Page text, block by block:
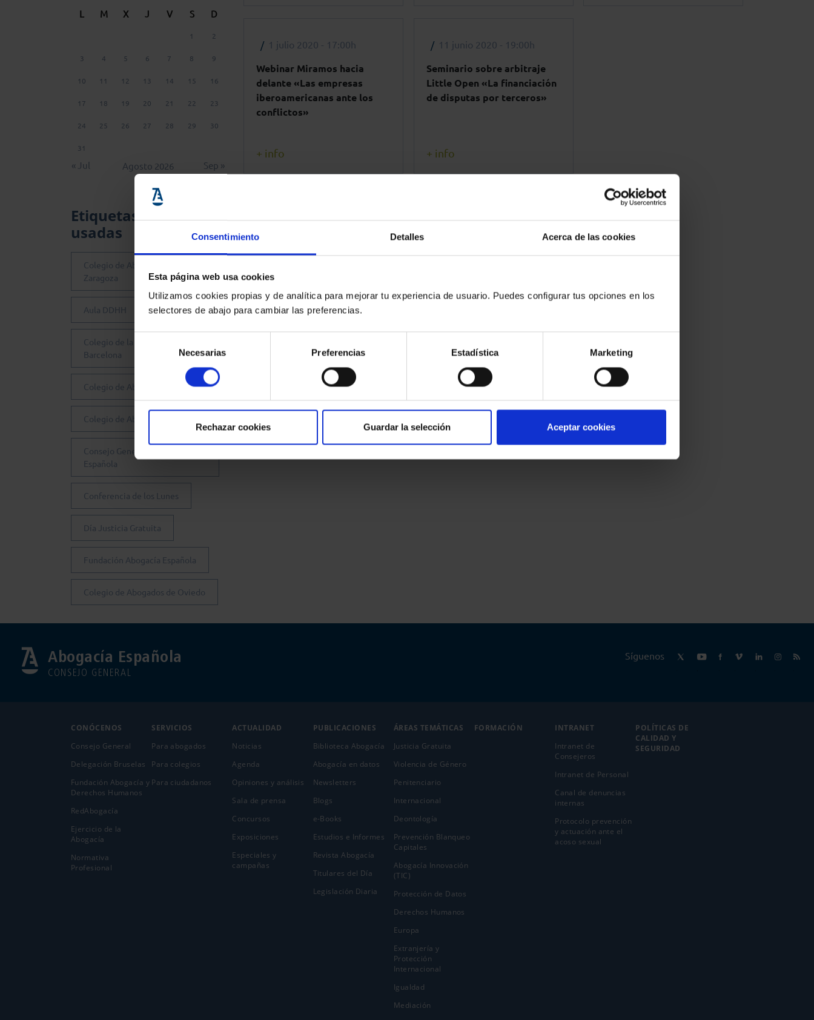
Consentimiento Detalles Acerca de las cookies
Esta página web usa cookies
Utilizamos cookies propias y de analítica para mejorar tu experiencia de usuario. Puedes configurar tus opciones en los
selectores de abajo para cambiar las preferencias.
consentimiento
Necesarias Preferencias Estadística Marketing
Rechazar cookies Guardar la selección Aceptar cookies
Agosto 2026
L M X J V S D
1 2
3 4 5 6 7 8 9
10 11 12 13 14 15 16
17 18 19 20 21 22 23
24 25 26 27 28 29 30
31
« Jul Sep »
Etiquetas más
usadas
Colegio de Abogados de
Zaragoza
Aula DDHH
Colegio de la Abogacía de
Barcelona
Colegio de Abogados de Sevilla
Colegio de Abogados de Madrid
Consejo General de la Abogacía
Española
Conferencia de los Lunes
Día Justicia Gratuita
Fundación Abogacía Española
Colegio de Abogados de Oviedo
1 julio 2020 - 17:00h
Webinar Miramos hacia
delante «Las empresas
iberoamericanas ante los
conflictos»
+ info
11 junio 2020 - 19:00h
Seminario sobre arbitraje
Little Open «La financiación
de disputas por terceros»
+ info
Abogacía Española
CONSEJO GENERAL
Síguenos
CONÓCENOS
Consejo General
Delegación Bruselas
Fundación Abogacía y
Derechos Humanos
RedAbogacía
Ejercicio de la
Abogací­a
Normativa
Profesional
SERVICIOS
Para abogados
Para colegios
Para ciudadanos
ACTUALIDAD
Noticias
Agenda
Opiniones y análisis
Sala de prensa
Concursos
Exposiciones
Especiales y
campañas
PUBLICACIONES
Biblioteca Abogacía
Abogacía en datos
Newsletters
Blogs
e-Books
Estudios e Informes
Revista Abogacía
Titulares del Día
Legislación Diaria
ÁREAS TEMÁTICAS
Justicia Gratuita
Violencia de Género
Penitenciario
Internacional
Deontología
Prevención Blanqueo
Capitales
Abogacía Innovación
(TIC)
Protección de Datos
Derechos Humanos
Europa
Extranjería y
Protección
Internacional
Igualdad
Mediación
FORMACIÓN
INTRANET
Intranet de
Consejeros
Intranet de Personal
Canal de denuncias
internas
Protocolo prevención
y actuación ante el
acoso sexual
POLÍTICAS DE
CALIDAD Y
SEGURIDAD